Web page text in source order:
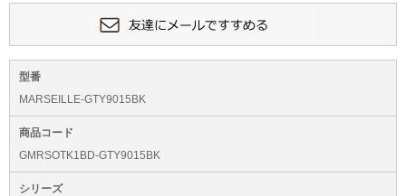
型番
MARSEILLE-GTY9015BK
商品コード
GMRSOTK1BD-GTY9015BK
シリーズ